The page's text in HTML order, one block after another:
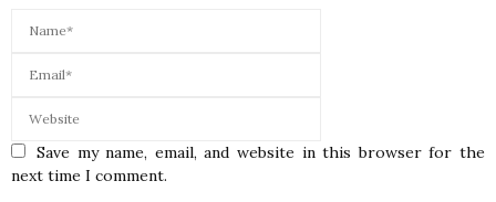
Save my name, email, and website in this browser for the
next time I comment.